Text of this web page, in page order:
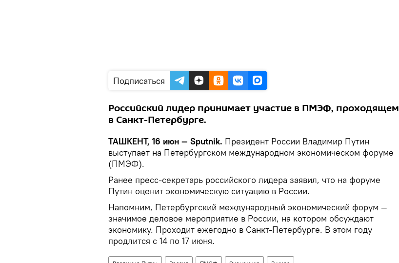
Подписаться
Российский лидер принимает участие в ПМЭФ, проходящем
в Санкт-Петербурге.
ТАШКЕНТ, 16 июн — Sputnik. Президент России Владимир Путин
выступает на Петербургском международном экономическом форуме
(ПМЭФ).
Ранее пресс-секретарь российского лидера заявил, что на форуме
Путин оценит экономическую ситуацию в России.
Напомним, Петербургский международный экономический форум —
значимое деловое мероприятие в России, на котором обсуждают
экономику. Проходит ежегодно в Санкт-Петербурге. В этом году
продлится с 14 по 17 июня.